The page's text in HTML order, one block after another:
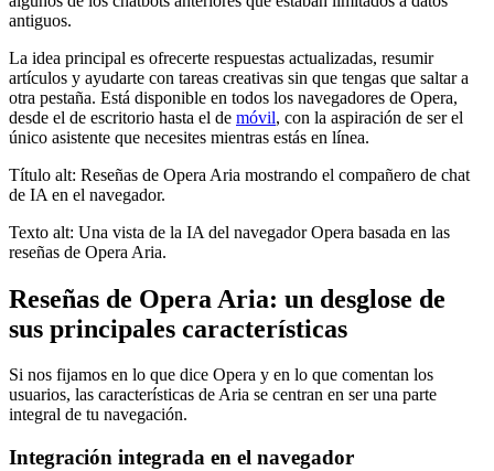
antiguos.
La idea principal es ofrecerte respuestas actualizadas, resumir
artículos y ayudarte con tareas creativas sin que tengas que saltar a
otra pestaña. Está disponible en todos los navegadores de Opera,
desde el de escritorio hasta el de móvil, con la aspiración de ser el
único asistente que necesites mientras estás en línea.
Título alt: Reseñas de Opera Aria mostrando el compañero de chat
de IA en el navegador.
Texto alt: Una vista de la IA del navegador Opera basada en las
reseñas de Opera Aria.
Reseñas de Opera Aria: un desglose de
sus principales características
Si nos fijamos en lo que dice Opera y en lo que comentan los
usuarios, las características de Aria se centran en ser una parte
integral de tu navegación.
Integración integrada en el navegador